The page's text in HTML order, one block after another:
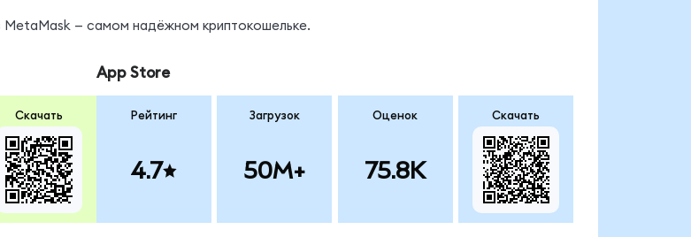
MetaMask — самом надёжном криптокошельке.
Скачать
App Store
Рейтинг
4.7
Загрузок
50M+
Оценок
75.8K
Скачать